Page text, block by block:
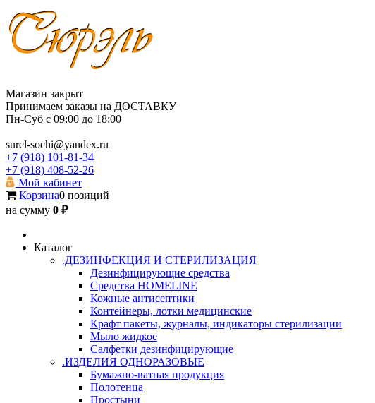
Магазин закрыт
Принимаем заказы на ДОСТАВКУ
Пн-Суб с 09:00 до 18:00
surel-sochi@yandex.ru
+7 (918) 101-81-34
+7 (918) 408-52-26
Мой кабинет
Корзина0 позиций
на сумму 0 ₽
Каталог
.ДЕЗИНФЕКЦИЯ И СТЕРИЛИЗАЦИЯ
Дезинфицирующие средства
Средства HOMELINE
Кожные антисептики
Контейнеры, лотки медицинские
Крафт пакеты, журналы, индикаторы стерилизации
Мыло жидкое
Салфетки дезинфицирующие
.ИЗДЕЛИЯ ОДНОРАЗОВЫЕ
Бумажно-ватная продукция
Полотенца
Простыни